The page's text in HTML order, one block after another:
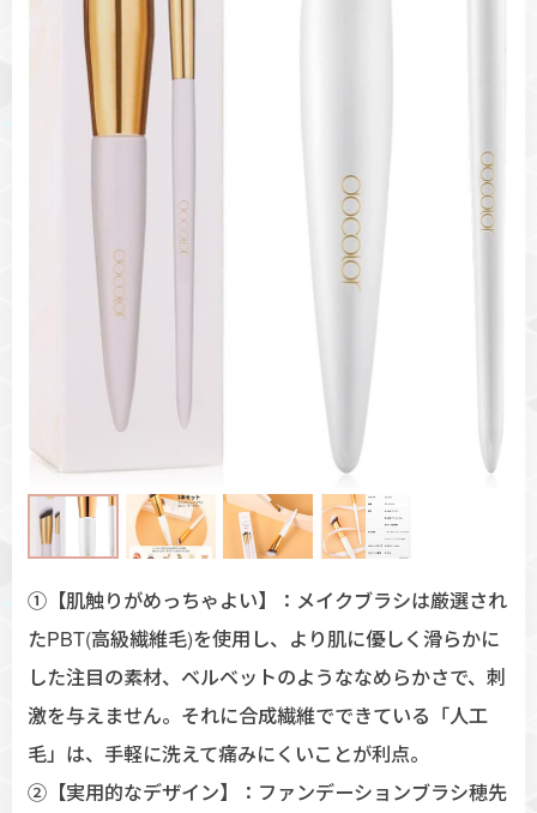
①【肌触りがめっちゃよい】：メイクブラシは厳選され
たPBT(高級繊維毛)を使用し、より肌に優しく滑らかに
した注目の素材、ベルベットのようななめらかさで、刺
激を与えません。それに合成繊維でできている「人工
毛」は、手軽に洗えて痛みにくいことが利点。
②【実用的なデザイン】：ファンデーションブラシ穂先